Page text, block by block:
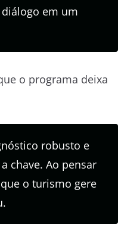
em um
o programa deixa
robusto e
chave. Ao pensar
o turismo gere